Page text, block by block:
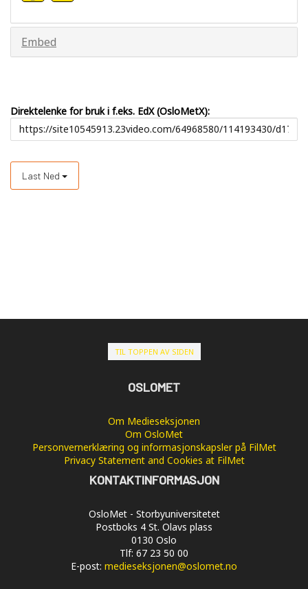
Embed
Direktelenke for bruk i f.eks. EdX (OsloMetX):
Last Ned
TIL TOPPEN AV SIDEN
OSLOMET
Om Medieseksjonen
Om OsloMet
Personvernerklæring og informasjonskapsler på FilMet
Privacy Statement and Cookies at FilMet
KONTAKTINFORMASJON
OsloMet - Storbyuniversitetet
Postboks 4 St. Olavs plass
0130 Oslo
Tlf: 67 23 50 00
E-post: medieseksjonen@oslomet.no